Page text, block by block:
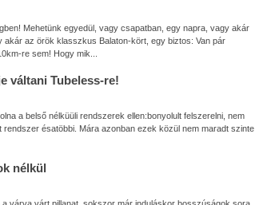
Mehetünk egyedül, vagy csapatban, egy napra, vagy akár
akár az örök klasszkus Balaton-kört, egy biztos: Van pár
re sem! Hogy mik...
váltani Tubeless-re!
a belső nélküüli rendszerek ellen:bonyolult felszerelni, nem
ésatöbbi. Mára azonban ezek közül nem maradt szinte
nélkül